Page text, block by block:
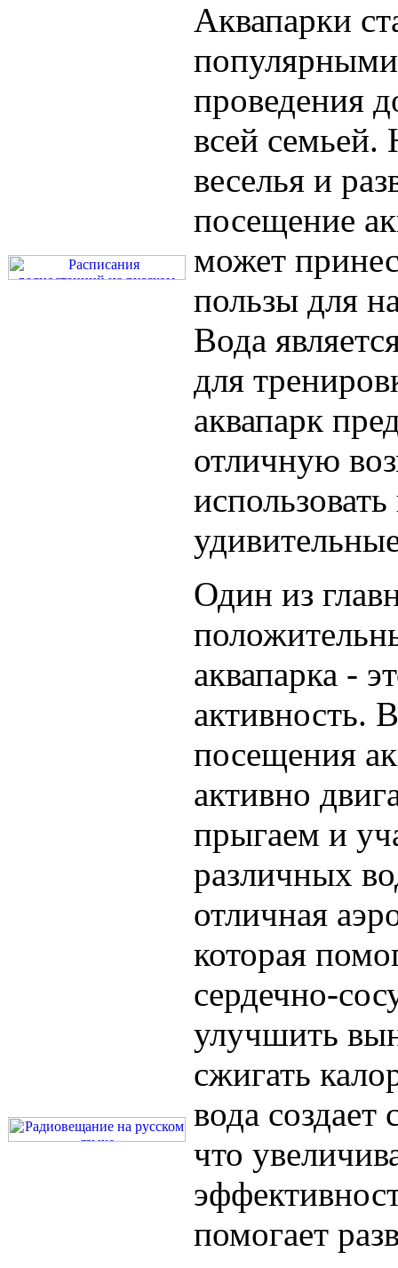
Аквапарки
проведения
всей
веселья и
посещение
может
пользы для
Вода
для
аквапарк
отличную
использовать
Один из
аквапарка -
активность.
посещения
активно
прыгаем и
различных
отличная
которая
сердечно-
улучшить
сжигать
вода создает
что
помогает